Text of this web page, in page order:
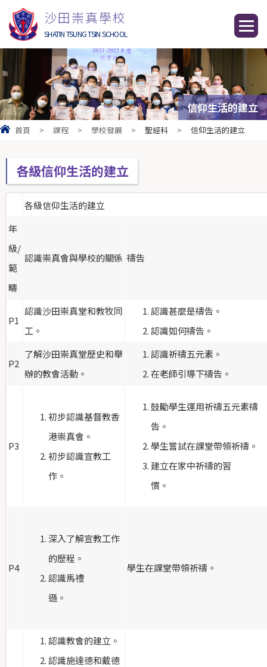
沙田崇真學校
SHATIN TSUNG TSIN SCHOOL
信仰生活的建立
首頁 > 課程 > 學校發展 > 聖經科 > 信仰生活的建立
各級信仰生活的建立
各級信仰生活的建立
年
級/
範
疇
認識崇真會與學校的關係 禱告
P1
認識沙田崇真堂和教牧同
工。
認識甚麼是禱告。
認識如何禱告。
P2
了解沙田崇真堂歷史和舉
辦的教會活動。
認識祈禱五元素。
在老師引導下禱告。
P3
初步認識基督教香
港崇真會。
初步認識宣教工
作。
鼓勵學生運用祈禱五元素禱
告。
學生嘗試在課堂帶領祈禱。
建立在家中祈禱的習
慣
P4
深入了解宣教工作
的歷程。
認識馬禮
遜。
學生在課堂帶領祈禱。
認識教會的建立。
認識施達德和戴德